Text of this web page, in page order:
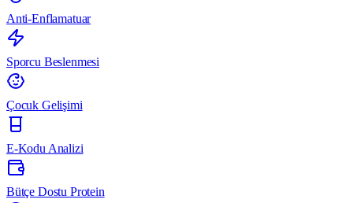
Anti-Enflamatuar
Sporcu Beslenmesi
Çocuk Gelişimi
E-Kodu Analizi
Bütçe Dostu Protein